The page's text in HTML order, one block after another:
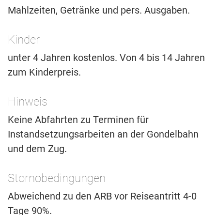
Mahlzeiten, Getränke und pers. Ausgaben.
Kinder
unter 4 Jahren kostenlos. Von 4 bis 14 Jahren
zum Kinderpreis.
Hinweis
Keine Abfahrten zu Terminen für
Instandsetzungsarbeiten an der Gondelbahn
und dem Zug.
Stornobedingungen
Abweichend zu den ARB vor Reiseantritt 4-0
Tage 90%.